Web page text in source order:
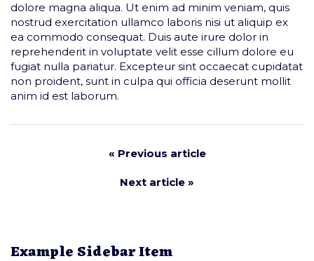
dolore magna aliqua. Ut enim ad minim veniam, quis
nostrud exercitation ullamco laboris nisi ut aliquip ex
ea commodo consequat. Duis aute irure dolor in
reprehenderit in voluptate velit esse cillum dolore eu
fugiat nulla pariatur. Excepteur sint occaecat cupidatat
non proident, sunt in culpa qui officia deserunt mollit
anim id est laborum.
« Previous article
Next article »
Example Sidebar Item